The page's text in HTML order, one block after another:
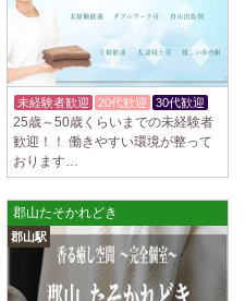
未経験者歓迎 20代歓迎 30代歓迎
25歳～50歳くらいまでの未経験者
歓迎！！ 働きやすい環境が整って
おります…
郡山たそかれどき
郡山駅